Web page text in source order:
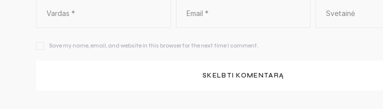
Save my name, email, and website in this browser for the next time I comment.